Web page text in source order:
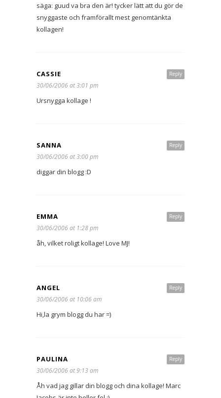
säga: guud va bra den är! tycker lätt att du gör de
snyggaste och framförallt mest genomtänkta
kollagen!
Reply
CASSIE
30/06/2006 at 3:01 pm
Ursnygga kollage !
Reply
SANNA
30/06/2006 at 3:00 pm
diggar din blogg :D
Reply
EMMA
30/06/2006 at 1:28 pm
åh, vilket roligt kollage! Love MJ!
Reply
ANGEL
30/06/2006 at 10:06 am
Hi,la grym blogg du har =)
Reply
PAULINA
30/06/2006 at 9:13 am
Åh vad jag gillar din blogg och dina kollage! Marc